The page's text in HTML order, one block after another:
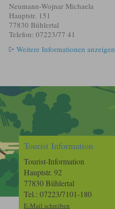
Neumann-Wojnar Michaela
Hauptstr. 151
77830 Bühlertal
Telefon: 07223/77 41
Weitere Informationen anzeigen
Tourist Information
Tourist-Information
Hauptstr. 92
77830 Bühlertal
Tel.: 07223/7101-180
E-Mail schreiben